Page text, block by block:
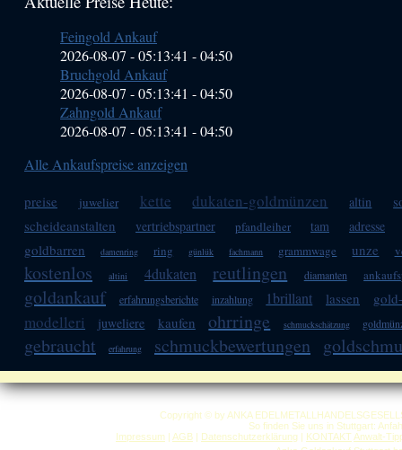
Feingold Ankauf
2026-08-07 - 05:13:41 -04:50
Bruchgold Ankauf
2026-08-07 - 05:13:41 -04:50
Zahngold Ankauf
2026-08-07 - 05:13:41 -04:50
Alle Ankaufspreise anzeigen
preise juwelier kette dukaten-goldmünzen altin
scheideanstalten
vertriebspartner pfandleiher tam adresse
goldbarren damenring ring günlük fachmann grammwage unze
kostenlos altini 4dukaten reutlingen diamanten
goldankauf erfahrungsberichte inzahlung 1brillant lassen
modelleri juweliere kaufen ohrringe schmuckschätzung
gebraucht erfahrung schmuckbewertungen
Copyright © by ANKA
So finden Sie uns in Stuttgart:
Impressum | AGB | Datenschutzerklärung | KONTAKT Anwalt-